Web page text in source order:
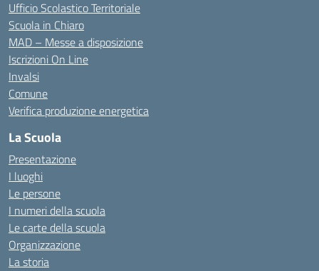
Ufficio Scolastico Territoriale
Scuola in Chiaro
MAD – Messe a disposizione
Iscrizioni On Line
Invalsi
Comune
Verifica produzione energetica
La Scuola
Presentazione
I luoghi
Le persone
I numeri della scuola
Le carte della scuola
Organizzazione
La storia